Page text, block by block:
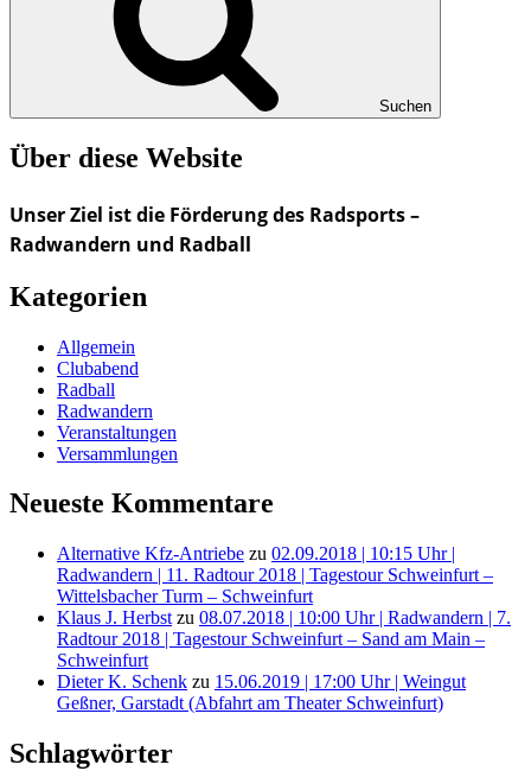
Suchen
Über diese Website
Unser Ziel ist die Förderung des Radsports –
Radwandern und Radball
Kategorien
Allgemein
Clubabend
Radball
Radwandern
Veranstaltungen
Versammlungen
Neueste Kommentare
Alternative Kfz-Antriebe zu 02.09.2018 | 10:15 Uhr |
Radwandern | 11. Radtour 2018 | Tagestour Schweinfurt –
Wittelsbacher Turm – Schweinfurt
Klaus J. Herbst zu 08.07.2018 | 10:00 Uhr | Radwandern | 7.
Radtour 2018 | Tagestour Schweinfurt – Sand am Main –
Schweinfurt
Dieter K. Schenk zu 15.06.2019 | 17:00 Uhr | Weingut
Geßner, Garstadt (Abfahrt am Theater Schweinfurt)
Schlagwörter